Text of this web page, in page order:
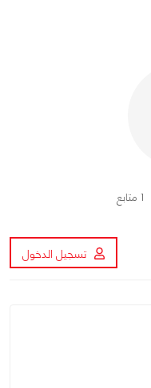
1 متابع
تسجيل الدخول